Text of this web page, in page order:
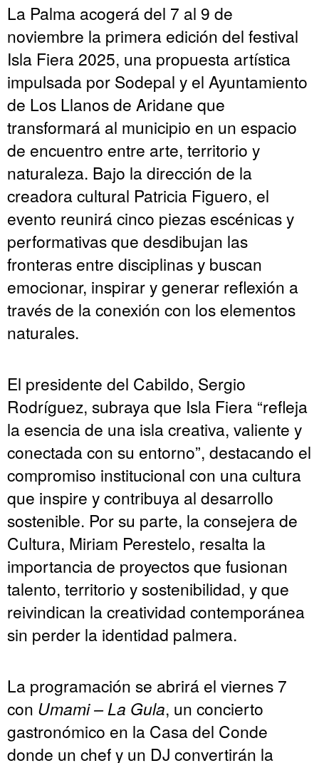
La Palma acogerá del 7 al 9 de
noviembre la primera edición del festival
Isla Fiera 2025, una propuesta artística
impulsada por Sodepal y el Ayuntamiento
de Los Llanos de Aridane que
transformará al municipio en un espacio
de encuentro entre arte, territorio y
naturaleza. Bajo la dirección de la
creadora cultural Patricia Figuero, el
evento reunirá cinco piezas escénicas y
performativas que desdibujan las
fronteras entre disciplinas y buscan
emocionar, inspirar y generar reflexión a
través de la conexión con los elementos
naturales.
El presidente del Cabildo, Sergio
Rodríguez, subraya que Isla Fiera “refleja
la esencia de una isla creativa, valiente y
conectada con su entorno”, destacando el
compromiso institucional con una cultura
que inspire y contribuya al desarrollo
sostenible. Por su parte, la consejera de
Cultura, Miriam Perestelo, resalta la
importancia de proyectos que fusionan
talento, territorio y sostenibilidad, y que
reivindican la creatividad contemporánea
sin perder la identidad palmera.
La programación se abrirá el viernes 7
con Umami – La Gula, un concierto
gastronómico en la Casa del Conde
donde un chef y un DJ convertirán la